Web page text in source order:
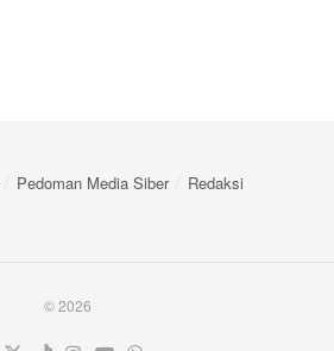
Pedoman Media Siber Redaksi
© 2026